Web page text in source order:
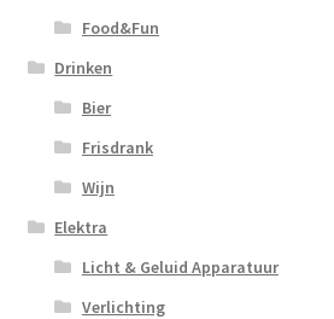
Food&Fun
Drinken
Bier
Frisdrank
Wijn
Elektra
Licht & Geluid Apparatuur
Verlichting